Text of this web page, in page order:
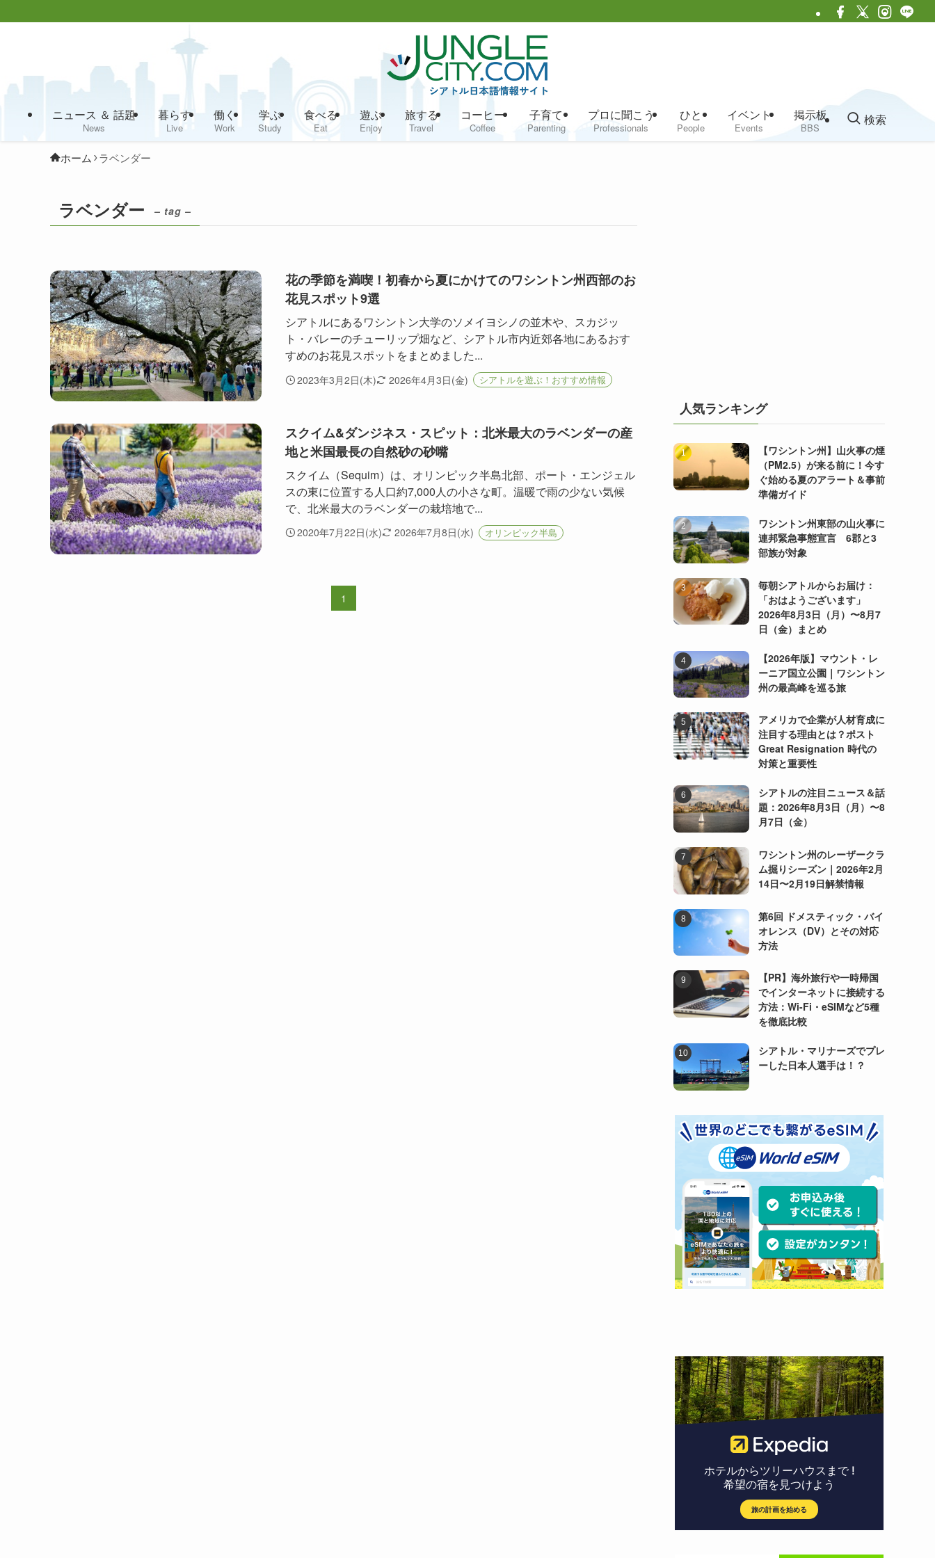
ニュース ＆ 話題
News
暮らす
Live
働く
Work
学ぶ
Study
食べる
Eat
遊ぶ
Enjoy
旅する
Travel
コーヒー
Coffee
子育て
Parenting
プロに聞こう
Professionals
ひと
People
イベント
Events
掲示板
BBS
検索
ホーム ラベンダー
ラベンダー – tag –
花の季節を満喫！初春から夏にかけてのワシントン州西部のお
花見スポット9選
シアトルにあるワシントン大学のソメイヨシノの並木や、スカジッ
ト・バレーのチューリップ畑など、シアトル市内近郊各地にあるおす
すめのお花見スポットをまとめました...
2023年3月2日(木) 2026年4月3日(金) シアトルを遊ぶ！おすすめ情報
スクイム&ダンジネス・スピット：北米最大のラベンダーの産
地と米国最長の自然砂の砂嘴
スクイム（Sequim）は、オリンピック半島北部、ポート・エンジェル
スの東に位置する人口約7,000人の小さな町。温暖で雨の少ない気候
で、北米最大のラベンダーの栽培地で...
2020年7月22日(水) 2026年7月8日(水) オリンピック半島
1
人気ランキング
【ワシントン州】山火事の煙
（PM2.5）が来る前に！今す
ぐ始める夏のアラート＆事前
準備ガイド
ワシントン州東部の山火事に
連邦緊急事態宣言 6郡と3
部族が対象
毎朝シアトルからお届け：
「おはようございます」
2026年8月3日（月）〜8月7
日（金）まとめ
【2026年版】マウント・レ
ーニア国立公園｜ワシントン
州の最高峰を巡る旅
アメリカで企業が人材育成に
注目する理由とは？ポスト
Great Resignation 時代の
対策と重要性
シアトルの注目ニュース＆話
題：2026年8月3日（月）〜8
月7日（金）
ワシントン州のレーザークラ
ム掘りシーズン｜2026年2月
14日〜2月19日解禁情報
第6回 ドメスティック・バイ
オレンス（DV）とその対応
方法
【PR】海外旅行や一時帰国
でインターネットに接続する
方法：Wi-Fi・eSIMなど5種
を徹底比較
シアトル・マリナーズでプレ
ーした日本人選手は！？